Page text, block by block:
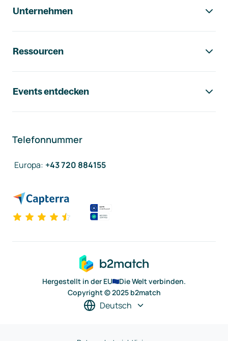
Unternehmen
Ressourcen
Events entdecken
Telefonnummer
Europa: +43 720 884155
Hergestellt in der EU
Die Welt verbinden.
Copyright © 2025 b2match
Deutsch